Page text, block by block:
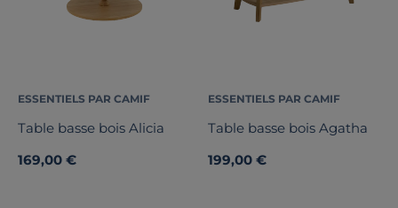
ESSENTIELS PAR CAMIF
Table basse bois Alicia
169,00 €
ESSENTIELS PAR CAMIF
Table basse bois Agatha
199,00 €